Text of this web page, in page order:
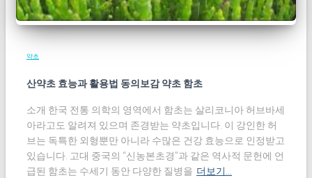
약초
산약초 효능과 활용법 동의보감 약초 함초
소개 한국 전통 의학의 영역에서 함초는 살리코니아 허브바세
아라고도 알려져 있으며 존경받는 약초입니다. 이 강인한 허
브는 독특한 외형뿐만 아니라 수많은 건강 효능으로 인정받고
있습니다. 고대 중국의 “신농본초경”과 같은 역사적 문헌에 언
급된 함초는 수세기 동안 다양한 질병을 더보기…